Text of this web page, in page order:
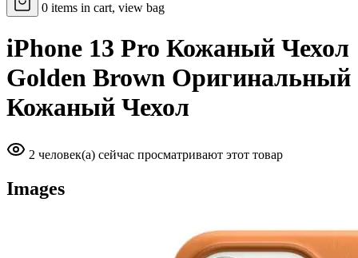
0 items in cart, view bag
iPhone 13 Pro Кожаный Чехол
Golden Brown Оригинальный
Кожаный Чехол
2 человек(а) сейчас просматривают этот товар
Images